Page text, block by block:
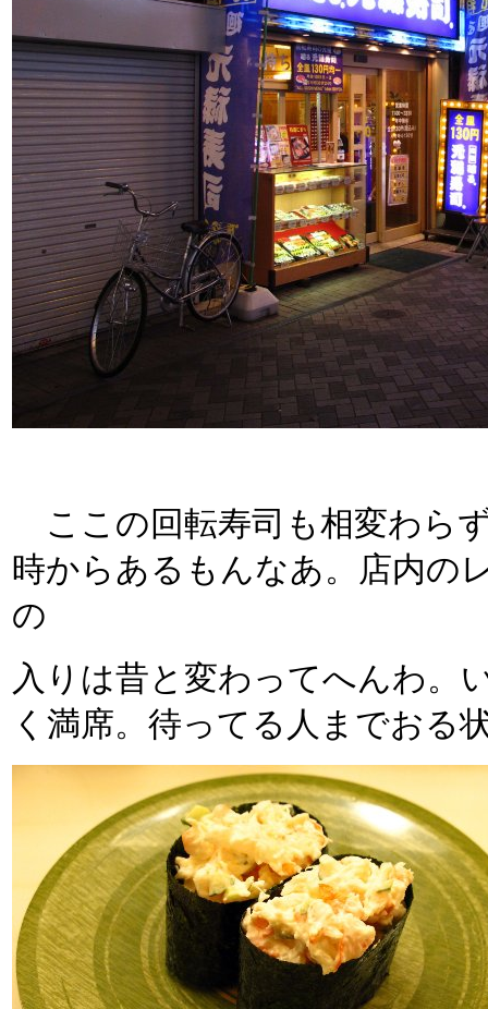
ここの回転寿司も相変わら
時からあるもんなあ。店内の
の
入りは昔と変わってへんわ。
く満席。待ってる人までおる